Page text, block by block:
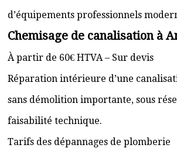
d’équipements professionnels
Chemisage de canalisation à
À partir de 60€ HTVA – Sur devis
Réparation intérieure d’une
sans démolition importante, sous
faisabilité technique.
Tarifs des dépannages de plomberie